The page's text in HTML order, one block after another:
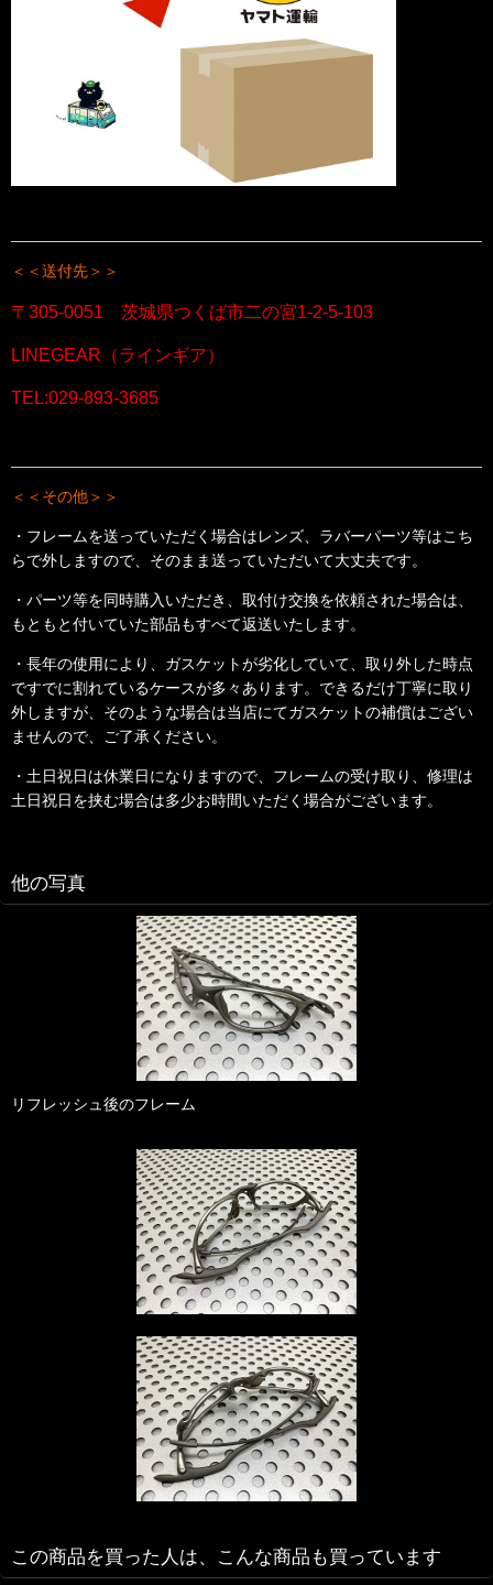
＜＜送付先＞＞
〒305-0051 茨城県つくば市二の宮1-2-5-103
LINEGEAR（ラインギア）
TEL:029-893-3685
＜＜その他＞＞
・フレームを送っていただく場合はレンズ、ラバーパーツ等はこち
らで外しますので、そのまま送っていただいて大丈夫です。
・パーツ等を同時購入いただき、取付け交換を依頼された場合は、
もともと付いていた部品もすべて返送いたします。
・長年の使用により、 ガスケットが劣化していて、取り外した時点
ですでに割れているケースが多々あります。できるだけ丁寧に取り
外しますが、そのような場合は当店にてガスケットの補償はござい
ませんので、ご了承ください。
・土日祝日は休業日になりますので、フレームの受け取り、修理は
土日祝日を挟む場合は多少お時間いただく場合がございます。
他の写真
リフレッシュ後のフレーム
この商品を買った人は、こんな商品も買っています